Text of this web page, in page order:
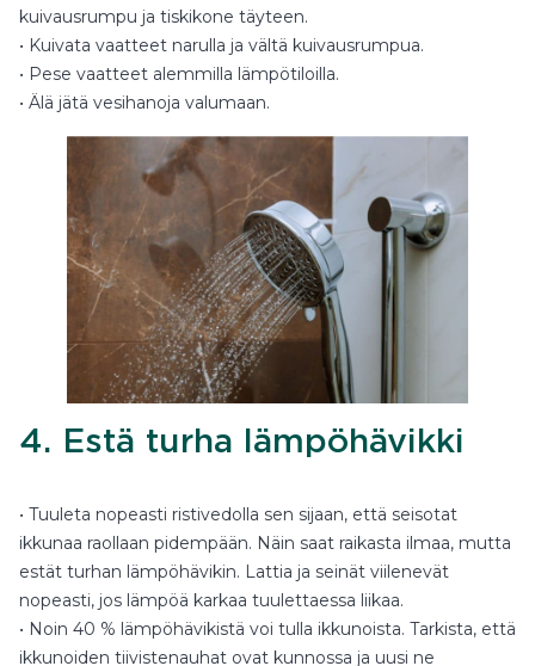
kuivausrumpu ja tiskikone täyteen.
• Kuivata vaatteet narulla ja vältä kuivausrumpua.
• Pese vaatteet alemmilla lämpötiloilla.
• Älä jätä vesihanoja valumaan.
4. Estä turha lämpöhävikki
• Tuuleta nopeasti ristivedolla sen sijaan, että seisotat
ikkunaa raollaan pidempään. Näin saat raikasta ilmaa, mutta
estät turhan lämpöhävikin. Lattia ja seinät viilenevät
nopeasti, jos lämpöä karkaa tuulettaessa liikaa.
• Noin 40 % lämpöhävikistä voi tulla ikkunoista. Tarkista, että
ikkunoiden tiivistenauhat ovat kunnossa ja uusi ne